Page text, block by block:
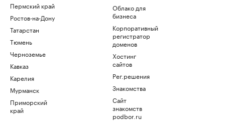
Пермский край
Ростов-на-Дону
Татарстан
Тюмень
Черноземье
Кавказ
Карелия
Мурманск
Приморский
край
Облако для
бизнеса
Корпоративный
регистратор
доменов
Хостинг
сайтов
Рег.решения
Знакомства
Сайт
знакомств
podbor.ru